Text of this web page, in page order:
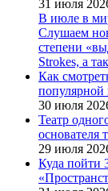
31 июля
В июле в
Слушаем
степени
Strokes, а
Как
популярной
30 июля
Театр
основателя
29 июля
Куда пойти